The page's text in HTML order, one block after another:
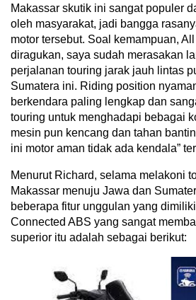
Makassar skutik ini sangat populer
oleh masyarakat, jadi bangga
motor tersebut. Soal kemampuan,
diragukan, saya sudah merasakan
perjalanan touring jarak jauh lintas
Sumatera ini. Riding position
berkendara paling lengkap dan
touring untuk menghadapi bebagai
mesin pun kencang dan tahan
ini motor aman tidak ada kendala”
Menurut Richard, selama melakoni
Makassar menuju Jawa dan
beberapa fitur unggulan yang
Connected ABS yang sangat
superior itu adalah sebagai berikut: